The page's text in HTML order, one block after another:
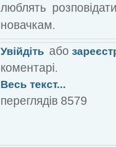
люблять
новачкам.
Увійдіть або
коментарі.
Весь текст...
переглядів 8579